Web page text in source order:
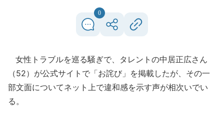
0
女性トラブルを巡る騒ぎで、タレントの中居正広さん
（52）が公式サイトで「お詫び」を掲載したが、その一
部文面についてネット上で違和感を示す声が相次いでい
る。